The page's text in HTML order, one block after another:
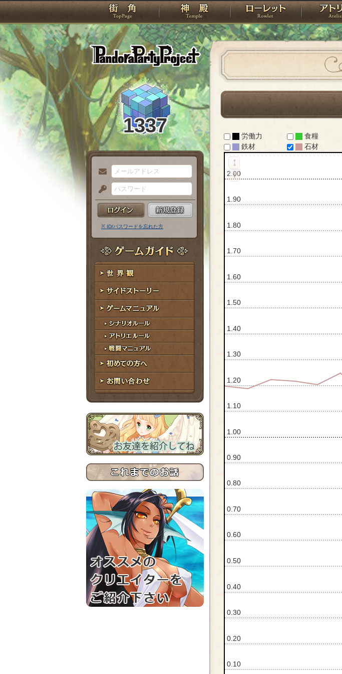
PandoraPartyProject
TOP 神殿 ローレット
1337
メ
ー
ル
ア
ド
レ
ス
パ
ス
ー
ド
※ ID/パスワードを忘れた方
ゲームガイド
世界観
サイドストーリー
ゲームマニュアル
シナリオルール
アトリエルール
戦闘マニュアル
初めての方へ
お問い合わせ
労働力 食糧
鉄材
石材
1.00
2.00
0.50
1.50
0.10
0.20
0.30
0.40
0.60
0.70
0.80
0.90
1.10
1.20
1.30
1.40
1.60
1.70
1.80
1.90
2.10